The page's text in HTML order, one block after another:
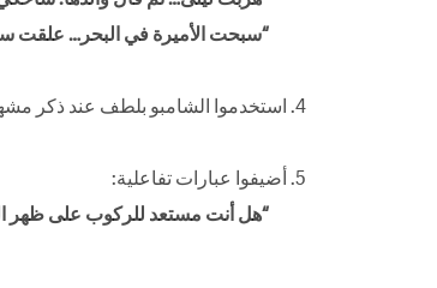
“سبحت الأميرة في البحر… علقت
استخدموا الشامبو بلطف عند ذكر
أضيفوا عبارات تفاعلية:
“هل أنت مستعد للركوب على ظهر